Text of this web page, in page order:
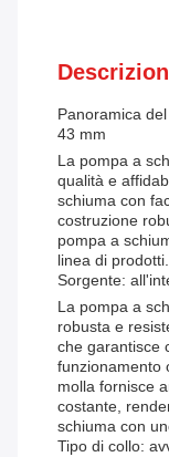
Panoramica
43 mm
La pompa a
qualità e
schiuma con
costruzione
pompa a
linea di prodotti.
Sorgente:
La pompa a
robusta e
che garantisce
funzionamento
molla fornisce
costante,
schiuma con
Tipo di collo: